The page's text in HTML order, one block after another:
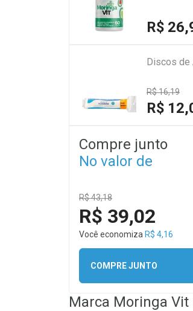
R$
Discos de
R$ 16,19
R$
Compre junto
No valor de
R$ 43,18
R$ 39,02
Você economiza R$ 4,16
COMPRE JUNTO
Marca Moringa Vit